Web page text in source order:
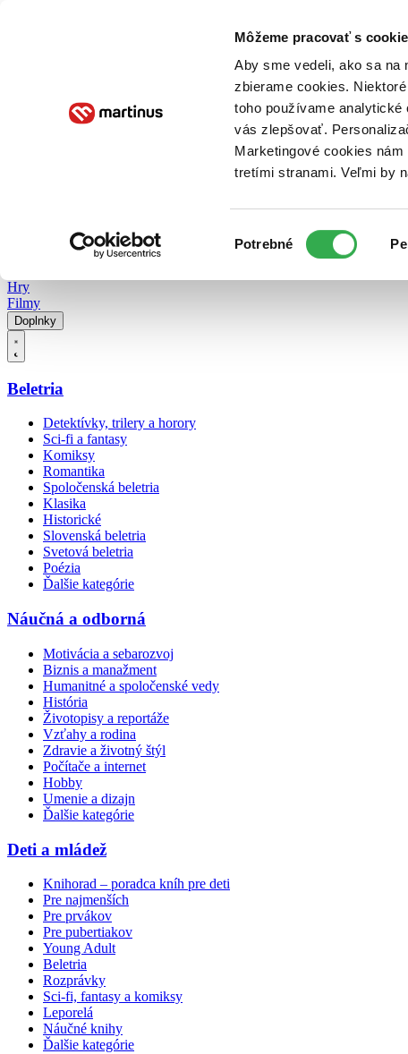
Môžeme pracovať s
Aby sme vedeli, ako sa na
zbierame cookies.
toho používame
vás zlepšovať.
Marketingové cookies
tretími stranami. Veľmi by
súhlasu
Potrebné
Poukážky Kontakt
Hry
Filmy
Doplnky
Beletria
Detektívky, trilery a horory
Sci-fi a fantasy
Komiksy
Romantika
Spoločenská beletria
Klasika
Historické
Slovenská beletria
Svetová beletria
Poézia
Ďalšie kategórie
Náučná a odborná
Motivácia a sebarozvoj
Biznis a manažment
Humanitné a spoločenské vedy
História
Životopisy a reportáže
Vzťahy a rodina
Zdravie a životný štýl
Počítače a internet
Hobby
Umenie a dizajn
Ďalšie kategórie
Deti a mládež
Knihorad – poradca kníh pre deti
Pre najmenších
Pre prvákov
Pre pubertiakov
Young Adult
Beletria
Rozprávky
Sci-fi, fantasy a komiksy
Leporelá
Náučné knihy
Ďalšie kategórie